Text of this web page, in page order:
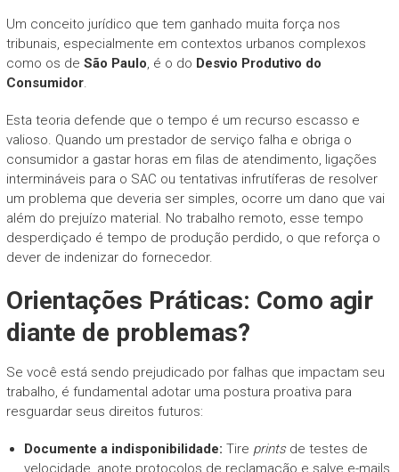
Um conceito jurídico que tem ganhado muita força nos
tribunais, especialmente em contextos urbanos complexos
como os de São Paulo, é o do Desvio Produtivo do
Consumidor.
Esta teoria defende que o tempo é um recurso escasso e
valioso. Quando um prestador de serviço falha e obriga o
consumidor a gastar horas em filas de atendimento, ligações
intermináveis para o SAC ou tentativas infrutíferas de resolver
um problema que deveria ser simples, ocorre um dano que vai
além do prejuízo material. No trabalho remoto, esse tempo
desperdiçado é tempo de produção perdido, o que reforça o
dever de indenizar do fornecedor.
Orientações Práticas: Como agir
diante de problemas?
Se você está sendo prejudicado por falhas que impactam seu
trabalho, é fundamental adotar uma postura proativa para
resguardar seus direitos futuros:
Documente a indisponibilidade: Tire printsde testes de
velocidade, anote protocolos de reclamação e salve e-mails